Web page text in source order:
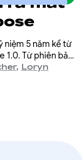
niệm 5 năm kể từ
1.0. Từ phiên bản
7 năm 2021)
tôi nhận
, Loryn